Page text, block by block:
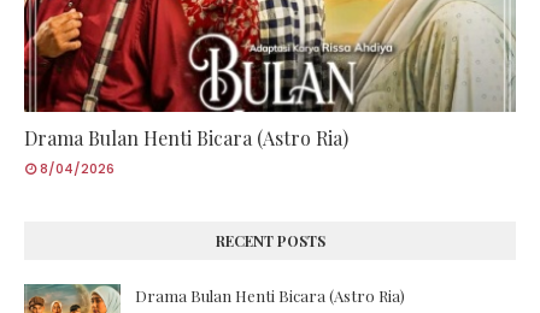
Drama Bulan Henti Bicara (Astro Ria)
8/04/2026
RECENT POSTS
Drama Bulan Henti Bicara (Astro Ria)